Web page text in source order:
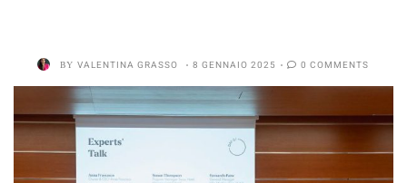
BY VALENTINA GRASSO 8 GENNAIO 2025 0 COMMENTS